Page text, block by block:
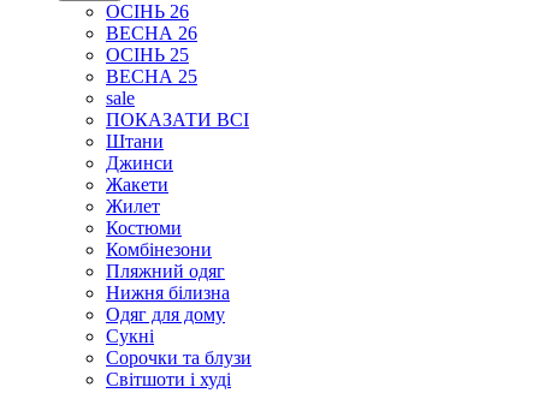
ОСІНЬ 26
ВЕСНА 26
ОСІНЬ 25
ВЕСНА 25
sale
ПОКАЗАТИ ВСІ
Штани
Джинси
Жакети
Жилет
Костюми
Комбінезони
Пляжний одяг
Нижня білизна
Одяг для дому
Сукні
Сорочки та блузи
Світшоти і худі